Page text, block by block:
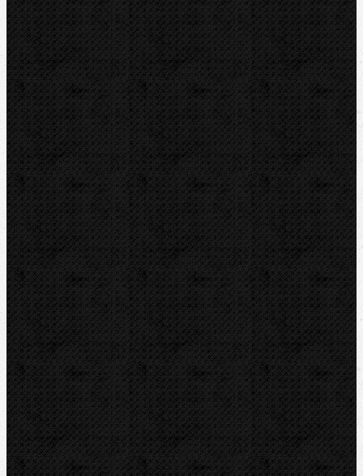
Přidat komentář
Sortiment
Akce
Bazar
Novinky
Videoinspekce
Detektory a těsnění
Montážní výbava
Svěráky a pracovní stoly